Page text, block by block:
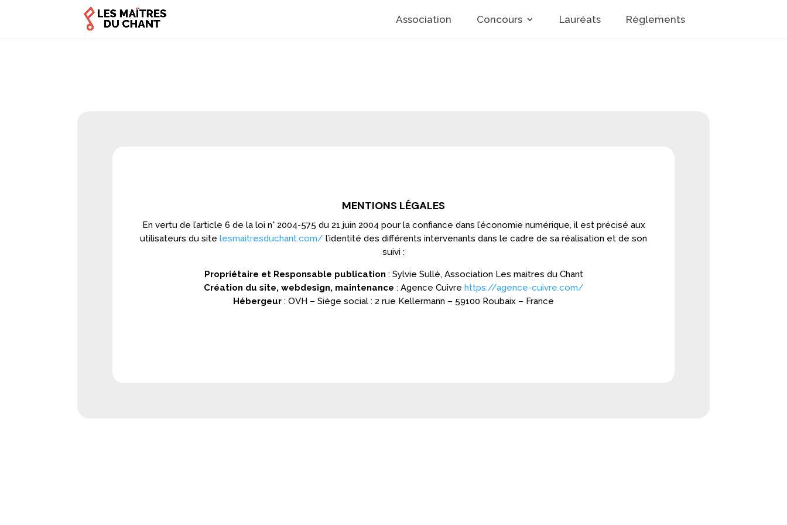
Association Concours Lauréats Règlements
MENTIONS LÉGALES
En vertu de l’article 6 de la loi n° 2004-575 du 21 juin 2004 pour la confiance dans l’économie numérique, il est précisé aux
utilisateurs du site lesmaitresduchant.com/ l’identité des différents intervenants dans le cadre de sa réalisation et de son
suivi :
Propriétaire et Responsable publication : Sylvie Sullé, Association Les maitres du Chant
Création du site, webdesign, maintenance : Agence Cuivre https://agence-cuivre.com/
Hébergeur : OVH – Siège social : 2 rue Kellermann – 59100 Roubaix – France